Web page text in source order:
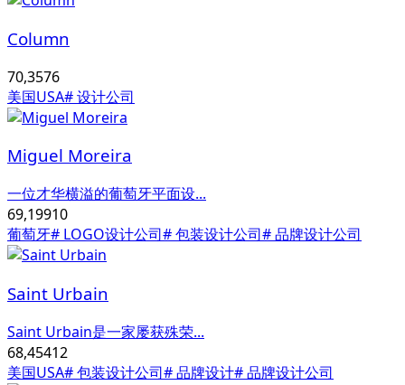
Column
70,3576
美国USA# 设计公司
Miguel Moreira
一位才华横溢的葡萄牙平面设...
69,19910
葡萄牙# LOGO设计公司# 包装设计公司# 品牌设计公司
Saint Urbain
Saint Urbain是一家屡获殊荣...
68,45412
美国USA# 包装设计公司# 品牌设计# 品牌设计公司